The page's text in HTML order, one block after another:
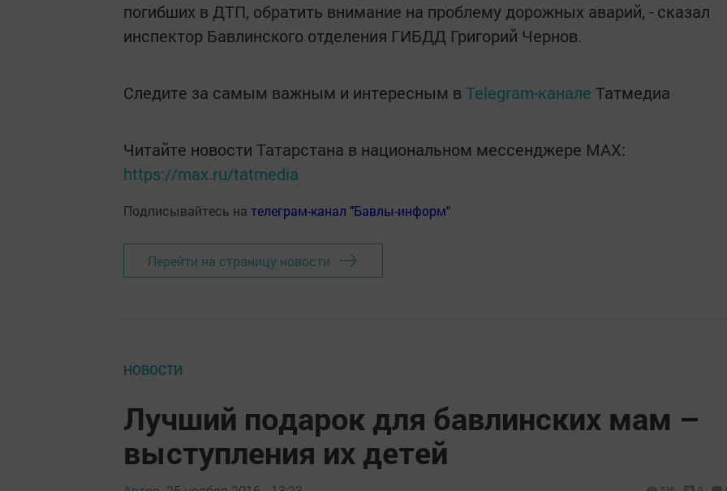
погибших в ДТП, обратить внимание на проблему дорожных аварий, - сказал
инспектор Бавлинского отделения ГИБДД Григорий Чернов.
Следите за самым важным и интересным в Telegram-канале Татмедиа
Читайте новости Татарстана в национальном мессенджере MАХ:
https://max.ru/tatmedia
Подписывайтесь на телеграм-канал "Бавлы-информ"
Перейти на страницу новости
НОВОСТИ
Лучший подарок для бавлинских мам –
выступления их детей